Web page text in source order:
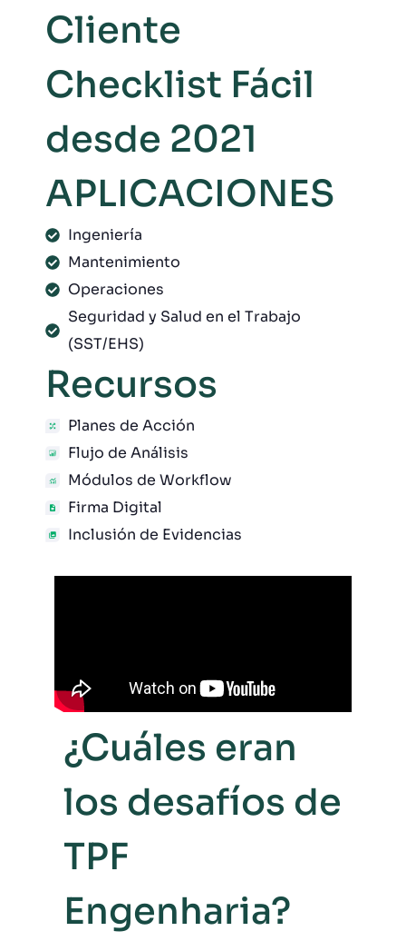
Cliente
Checklist Fácil
desde 2021
APLICACIONES
Ingeniería
Mantenimiento
Operaciones
Seguridad y Salud en el Trabajo
(SST/EHS)
Recursos
Planes de Acción
Flujo de Análisis
Módulos de Workflow
Firma Digital
Inclusión de Evidencias
¿Cuáles eran
los desafíos de
TPF
Engenharia?